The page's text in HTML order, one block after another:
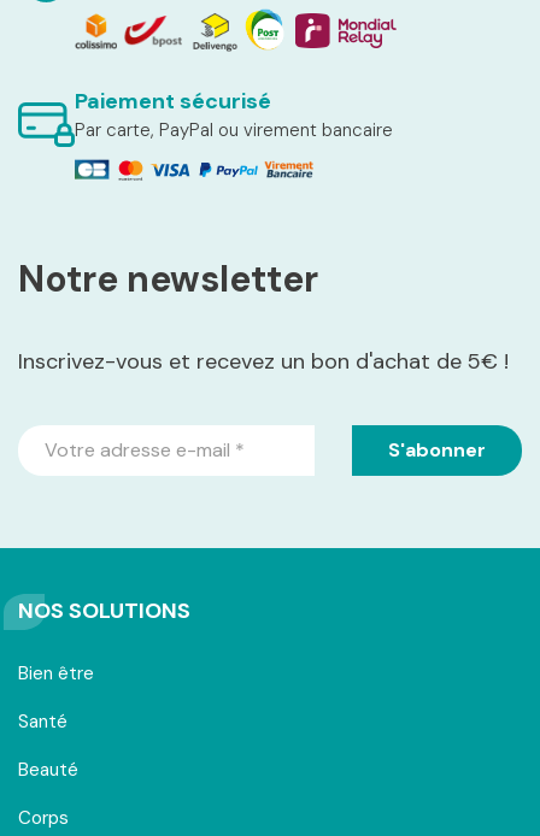
Paiement sécurisé
Par carte, PayPal ou virement bancaire
Notre newsletter
Inscrivez-vous et recevez un bon d'achat de 5€ !
NOS SOLUTIONS
Bien être
Santé
Beauté
Corps